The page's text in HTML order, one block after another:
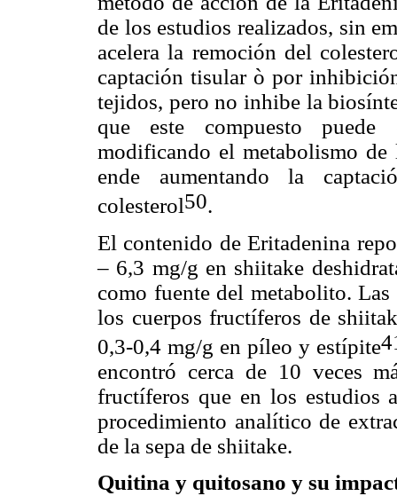
de los estudios realizados, sin
acelera la remoción del
captación tisular ò por
tejidos, pero no inhibe la
que este compuesto puede
modificando el metabolismo
ende aumentando la
colesterol50.
El contenido de Eritadenina
– 6,3 mg/g en shiitake
como fuente del metabolito. Las
los cuerpos fructíferos de
0,3-0,4 mg/g en píleo y estípite
encontró cerca de 10 veces
fructíferos que en los estudios
procedimiento analítico de
de la sepa de shiitake.
Quitina y quitosano y su